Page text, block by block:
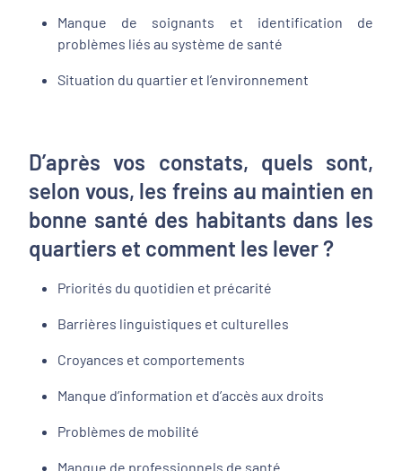
Manque de soignants et identification de
problèmes liés au système de santé
Situation du quartier et l’environnement
D’après vos constats, quels sont,
selon vous, les freins au maintien en
bonne santé des habitants dans les
quartiers et comment les lever ?
Priorités du quotidien et précarité
Barrières linguistiques et culturelles
Croyances et comportements
Manque d’information et d’accès aux droits
Problèmes de mobilité
Manque de professionnels de santé